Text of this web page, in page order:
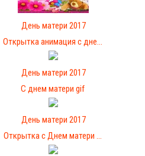
День матери 2017
Открытка анимация с дне...
День матери 2017
С днем матери gif
День матери 2017
Открытка с Днем матери ...